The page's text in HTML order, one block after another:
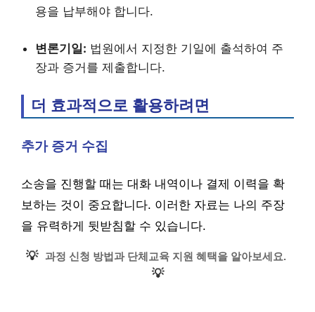
용을 납부해야 합니다.
변론기일: 법원에서 지정한 기일에 출석하여 주
장과 증거를 제출합니다.
더 효과적으로 활용하려면
추가 증거 수집
소송을 진행할 때는 대화 내역이나 결제 이력을 확
보하는 것이 중요합니다. 이러한 자료는 나의 주장
을 유력하게 뒷받침할 수 있습니다.
💡 과정 신청 방법과 단체교육 지원 혜택을 알아보세요.
💡